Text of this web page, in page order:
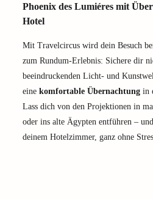
Phoenix des Lumiéres mit
Hotel
Mit Travelcircus wird dein Besuch
zum Rundum-Erlebnis: Sichere dir
beeindruckenden Licht- und
eine komfortable Übernachtung in
Lass dich von den Projektionen in
oder ins alte Ägypten entführen –
deinem Hotelzimmer, ganz ohne